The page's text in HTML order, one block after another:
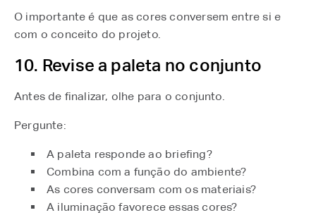
O importante é que as cores conversem entre si e
com o conceito do projeto.
10. Revise a paleta no conjunto
Antes de finalizar, olhe para o conjunto.
Pergunte:
A paleta responde ao briefing?
Combina com a função do ambiente?
As cores conversam com os materiais?
A iluminação favorece essas cores?